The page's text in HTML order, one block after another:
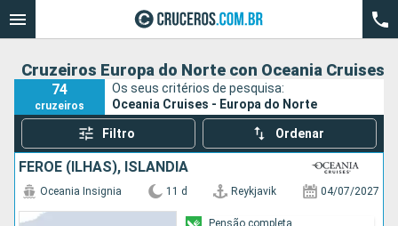
Cruzeiros Europa do Norte con Oceania Cruises
74
cruzeiros
Os seus critérios de pesquisa:
Oceania Cruises - Europa do Norte
Filtro Ordenar
FEROE (ILHAS), ISLÂNDIA
Oceania Insignia 11 d Reykjavik 04/07/2027
Pensão completa